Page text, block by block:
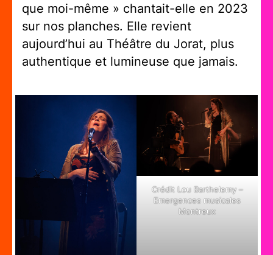
que moi-même » chantait-elle en 2023
sur nos planches. Elle revient
aujourd’hui au Théâtre du Jorat, plus
authentique et lumineuse que jamais.
Crédit Lou Barthelemy –
Emergences musicales
Montreux